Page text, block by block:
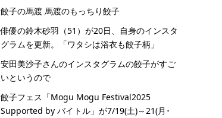
餃子の馬渡 馬渡のもっちり餃子
俳優の鈴木砂羽（51）が20日、自身のインスタ
グラムを更新。「ワタシは浴衣も餃子柄」
安田美沙子さんのインスタグラムの餃子がすご
いというので
餃子フェス「Mogu Mogu Festival2025
Supported by バイトル」が7/19(土)～21(月･